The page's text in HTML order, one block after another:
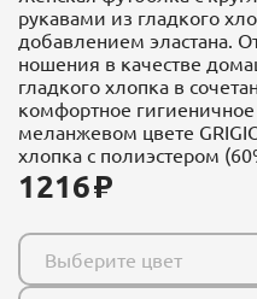
рукавами из гладкого
добавлением эластана.
ношения в качестве
гладкого хлопка в
комфортное
меланжевом цвете
хлопка с полиэстером
1216
Выберите цвет